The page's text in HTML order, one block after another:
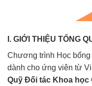
I. GIỚI THIỆU TỔNG
Chương trình Học bổng
dành cho ứng viên từ
Quỹ Đối tác Khoa học